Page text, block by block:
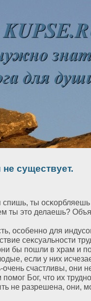
существует.
ты
ты это делаешь?
особенно для
сеκсуальности
бы пошли в храм и
если у них
счастливы, они
Бог, что их
не разрешена, они,